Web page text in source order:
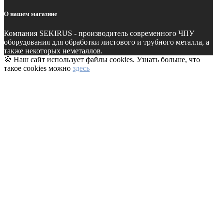
О нашем магазине
Компания SEKIRUS - производитель современного ЧПУ
оборудования для обработки листового и трубного металла, а
также некоторых неметаллов.
🍪 Наш сайт использует файлы cookies. Узнать больше, что
такое cookies можно здесь